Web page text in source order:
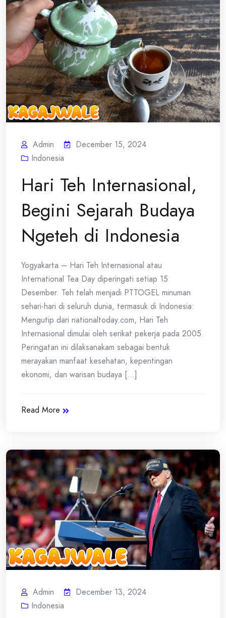
Admin
December 15, 2024
Indonesia
Hari Teh Internasional,
Begini Sejarah Budaya
Ngeteh di Indonesia
Yogyakarta – Hari Teh Internasional atau
International Tea Day diperingati setiap 15
Desember. Teh telah menjadi PTTOGEL minuman
sehari-hari di seluruh dunia, termasuk di Indonesia:
Mengutip dari nationaltoday.com, Hari Teh
Internasional dimulai oleh serikat pekerja pada 2005.
Peringatan ini dilaksanakam sebagai bentuk
merayakan manfaat kesehatan, kepentingan
ekonomi, dan warisan budaya [...]
Read More
Admin
December 13, 2024
Indonesia